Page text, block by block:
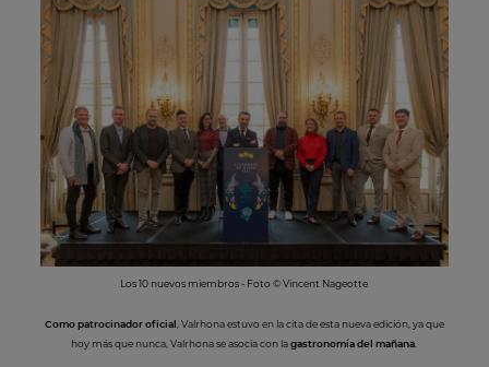
Los 10 nuevos miembros - Foto © Vincent Nageotte
Como patrocinador oficial , Valrhona estuvo en la cita de esta nueva edición, ya que
hoy más que nunca, Valrhona se asocia con lagastronomía del mañana